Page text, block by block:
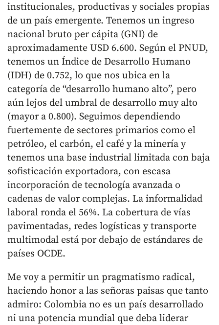
institucionales, productivas y sociales propias
de un país emergente. Tenemos un ingreso
nacional bruto per cápita (GNI) de
aproximadamente USD 6.600. Según el PNUD,
tenemos un Índice de Desarrollo Humano
(IDH) de 0.752, lo que nos ubica en la
categoría de “desarrollo humano alto”, pero
aún lejos del umbral de desarrollo muy alto
(mayor a 0.800). Seguimos dependiendo
fuertemente de sectores primarios como el
petróleo, el carbón, el café y la minería y
tenemos una base industrial limitada con baja
sofisticación exportadora, con escasa
incorporación de tecnología avanzada o
cadenas de valor complejas. La informalidad
laboral ronda el 56%. La cobertura de vías
pavimentadas, redes logísticas y transporte
multimodal está por debajo de estándares de
países OCDE.
Me voy a permitir un pragmatismo radical,
haciendo honor a las señoras paisas que tanto
admiro: Colombia no es un país desarrollado
ni una potencia mundial que deba liderar